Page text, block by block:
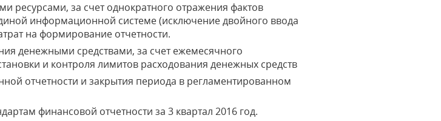
ресурсами, за счет однократного отражения фактов
информационной системе (исключение двойного ввода
на формирование отчетности.
денежными средствами, за счет ежемесячного
и контроля лимитов расходования денежных средств
отчетности и закрытия периода в регламентированном
финансовой отчетности за 3 квартал 2016 год.